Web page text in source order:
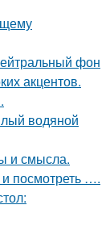
фон
акцентов.
водяной
и смысла.
и посмотреть ….